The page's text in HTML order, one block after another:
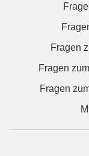
Fragen
Fragen
Fragen